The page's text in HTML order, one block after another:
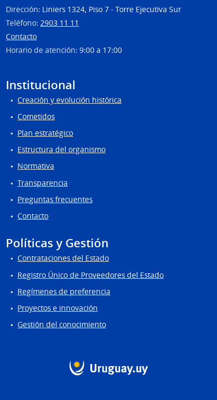
Dirección: Liniers 1324, Piso 7 - Torre Ejecutiva Sur
Teléfono: 2903 11 11
Contacto
Horario de atención: 9:00 a 17:00
Institucional
Creación y evolución histórica
Cometidos
Plan estratégico
Estructura del organismo
Normativa
Transparencia
Preguntas frecuentes
Contacto
Políticas y Gestión
Contrataciones del Estado
Registro Único de Proveedores del Estado
Regímenes de preferencia
Proyectos e innovación
Gestión del conocimiento